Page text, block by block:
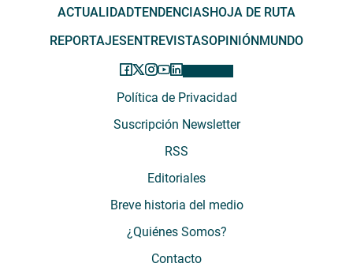
ACTUALIDADTENDENCIAS HOJA DE RUTA
REPORTAJES ENTREVISTASOPINIÓN MUNDO
Política de Privacidad
Suscripción Newsletter
RSS
Editoriales
Breve historia del medio
¿Quiénes Somos?
Contacto